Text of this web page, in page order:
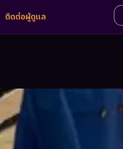
ติดต่อผู้ดูแล